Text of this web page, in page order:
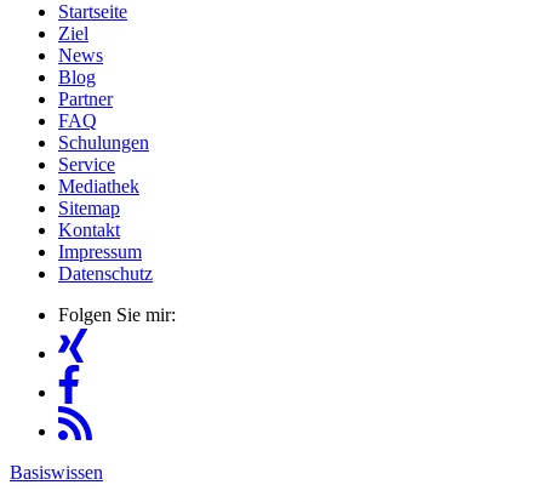
Startseite
Ziel
News
Blog
Partner
FAQ
Schulungen
Service
Mediathek
Sitemap
Kontakt
Impressum
Datenschutz
Folgen Sie mir:
Basiswissen